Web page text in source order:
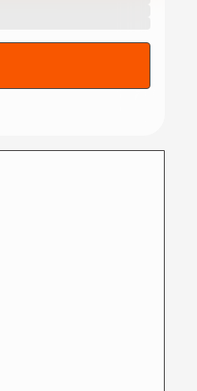
é sobre ser feliz":